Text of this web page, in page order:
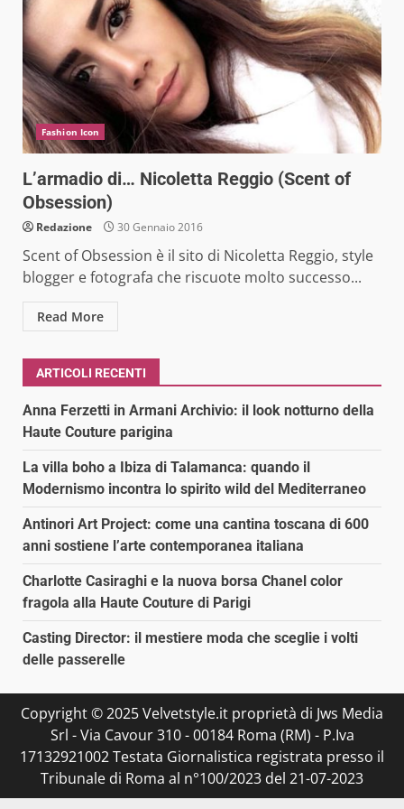
Fashion Icon
L’armadio di… Nicoletta Reggio (Scent of
Obsession)
Redazione 30 Gennaio 2016
Scent of Obsession è il sito di Nicoletta Reggio, style
blogger e fotografa che riscuote molto successo...
Read More
ARTICOLI RECENTI
Anna Ferzetti in Armani Archivio: il look notturno della
Haute Couture parigina
La villa boho a Ibiza di Talamanca: quando il
Modernismo incontra lo spirito wild del Mediterraneo
Antinori Art Project: come una cantina toscana di 600
anni sostiene l’arte contemporanea italiana
Charlotte Casiraghi e la nuova borsa Chanel color
fragola alla Haute Couture di Parigi
Casting Director: il mestiere moda che sceglie i volti
delle passerelle
Copyright © 2025 Velvetstyle.it proprietà di Jws Media
Srl - Via Cavour 310 - 00184 Roma (RM) - P.Iva
17132921002 Testata Giornalistica registrata presso il
Tribunale di Roma al n°100/2023 del 21-07-2023